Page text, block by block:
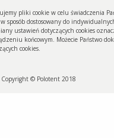
pliki cookie w celu świadczenia
sposób dostosowany do
ustawień dotyczących cookies
końcowym. Możecie Państwo
cookies.
Copyright © Polotent 2018